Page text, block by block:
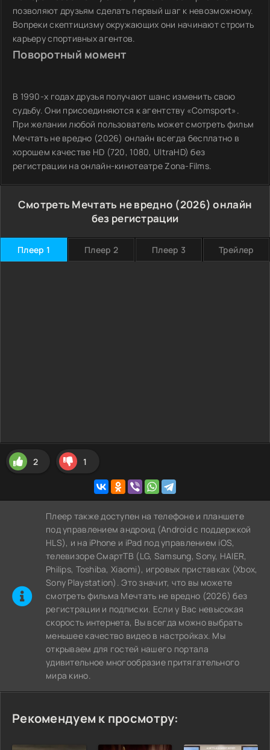
позволяют друзьям сделать первый шаг к невозможному.
Вопреки скептицизму окружающих они начинают строить
карьеру спортивных агентов.
Поворотный момент
В 1990-х годах друзья получают шанс изменить свою
судьбу. Они присоединяются к агентству «Comsport».
При желании любой пользователь может смотреть фильм
Мечтать не вредно (2026) онлайн всегда бесплатно в
хорошем качестве HD (720, 1080, UltraHD) без
регистрации на онлайн-кинотеатре Zona-Films.
Смотреть Мечтать не вредно (2026) онлайн
без регистрации
Плеер 1 Плеер 2 Плеер 3 Трейлер
2 1
Плеер также доступен на телефоне и планшете
под управлением андроид (Android с поддержкой
HLS), и на iPhone и iPad под управлением iOS,
телевизоре СмартТВ (LG, Samsung, Sony, HAIER,
Philips, Toshiba, Xiaomi), игровых приставках (Xbox,
Sony Playstation). Это значит, что вы можете
cмотреть фильма Мечтать не вредно (2026) без
регистрации и подписки. Если у Вас невысокая
скорость интернета, Вы всегда можно выбрать
меньшее качество видео в настройках. Мы
открываем для гостей нашего портала
удивительное многообразие притягательного
мира кино.
Рекомендуем к просмотру: